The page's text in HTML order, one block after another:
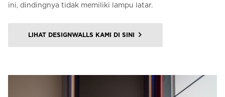
ini, dindingnya tidak memiliki lampu latar.
LIHAT DESIGNWALLS KAMI DI SINI